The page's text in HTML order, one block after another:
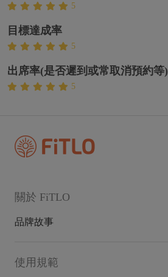
5
目標達成率
5
出席率(是否遲到或常取消預約等)
5
關於 FiTLO
品牌故事
使用規範